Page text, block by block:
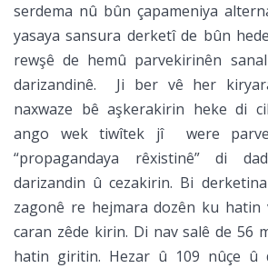
serdema nû bûn çapameniya
yasaya sansura derketî de bûn
rewşê de hemû parvekirinên
darizandinê. Ji ber vê her
naxwaze bê aşkerakirin heke di
ango wek tiwîtek jî were
“propagandaya rêxistinê” di
darizandin û cezakirin. Bi
zagonê re hejmara dozên ku hatin
caran zêde kirin. Di nav salê de 56
hatin giritin. Hezar û 109 nûçe û